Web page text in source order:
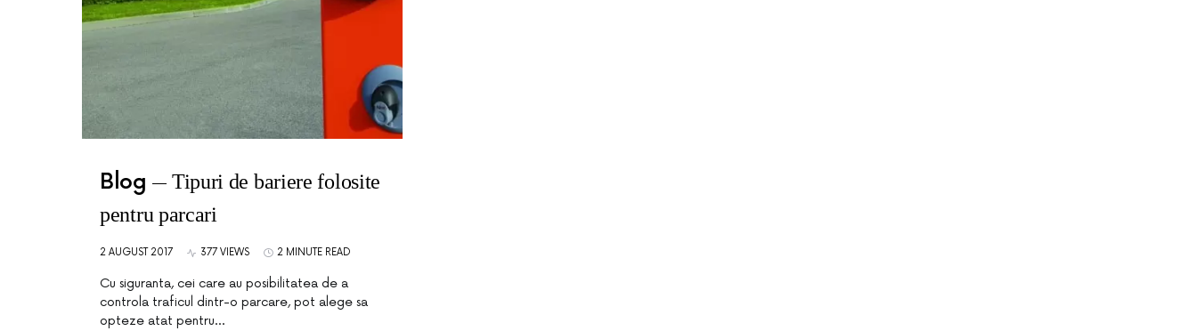
Blog
Tipuri de bariere folosite
pentru parcari
2 AUGUST 2017 377 VIEWS 2 MINUTE READ
Cu siguranta, cei care au posibilitatea de a
controla traficul dintr-o parcare, pot alege sa
opteze atat pentru…